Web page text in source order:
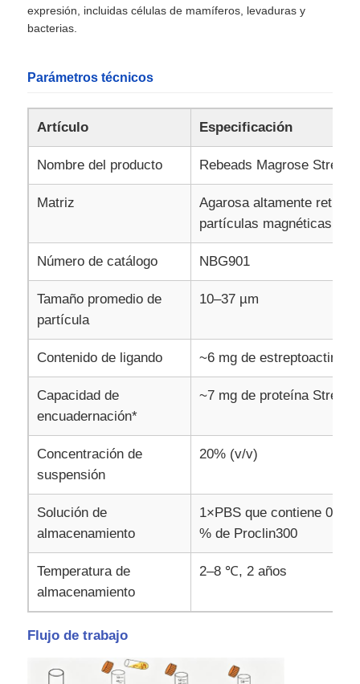
Productos
Sobre nosotros
Control de calidad
Contacta con nosotros
Solicitar una cotización
Kits de extracción de ADN / ARN
expresión, incluidas células de mamíferos, levaduras y
bacterias.
Parámetros técnicos
Artículo Especificación
Nombre del producto Rebeads Magrose Strep-
Matriz
Agarosa altamente
partículas magnéticas.
Número de catálogo NBG901
Tamaño promedio de
partícula
10–37 µm
Contenido de ligando ~6 mg de estreptoactina/
Capacidad de
encuadernación*
~7 mg de proteína Strep-
Concentración de
suspensión
20% (v/v)
Solución de
almacenamiento
1×PBS que contiene 0,02
% de Proclin300
Temperatura de
almacenamiento
2–8 ℃, 2 años
Flujo de trabajo